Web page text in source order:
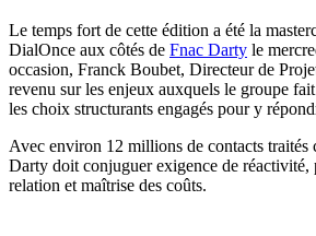
Le temps fort de cette édition a été la
DialOnce aux côtés de Fnac Darty le
occasion, Franck Boubet, Directeur de
revenu sur les enjeux auxquels le groupe
les choix structurants engagés pour y
Avec environ 12 millions de contacts traités
Darty doit conjuguer exigence de réactivité,
relation et maîtrise des coûts.